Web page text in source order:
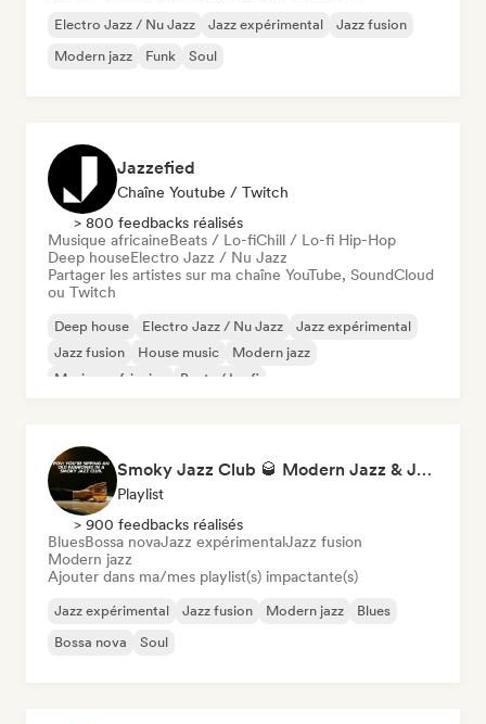
Electro Jazz / Nu Jazz Jazz expérimental
Jazz fusion
Modern jazz
Funk Soul
Jazzefied
Chaîne Youtube / Twitch
> 800 feedbacks réalisés
Musique africaineBeats / Lo-fiChill / Lo-fi Hip-Hop
Deep houseElectro Jazz / Nu Jazz
Partager les artistes sur ma chaîne YouTube, SoundCloud
ou Twitch
Deep house Electro Jazz / Nu Jazz
Jazz expérimental
Jazz fusion
House music
Modern jazz
Musique africaine
Beats / Lo-fi
Smoky Jazz Club 🥃 Modern Jazz & Jazz Fusion to Sip an Old Fashioned to
Playlist
> 900 feedbacks réalisés
BluesBossa novaJazz expérimentalJazz fusion
Modern jazz
Ajouter dans ma/mes playlist(s) impactante(s)
Jazz expérimental Jazz fusion Modern jazz
Blues
Bossa nova
Soul